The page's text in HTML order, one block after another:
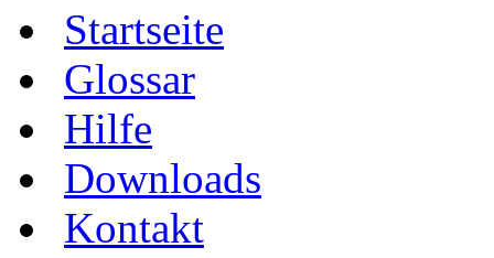
Startseite
Glossar
Hilfe
Downloads
Kontakt